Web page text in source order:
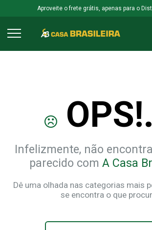
Aproveite o frete grátis, apenas para o
Infelizmente, não
parecido com A Casa
Dê uma olhada nas categorias mais
se encontra o que